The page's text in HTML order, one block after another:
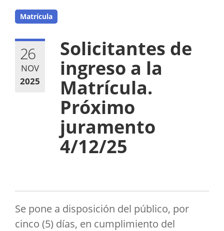
Matrícula
26
NOV
2025
Solicitantes de
ingreso a la
Matrícula.
Próximo
juramento
4/12/25
Se pone a disposición del público, por
cinco (5) días, en cumplimiento del